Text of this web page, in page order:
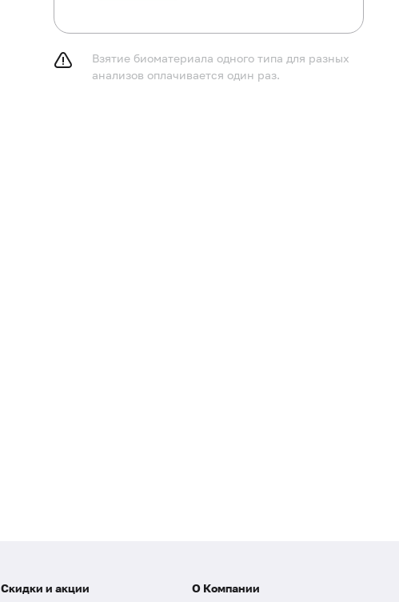
Взятие биоматериала одного типа для разных
анализов оплачивается один раз.
Скидки и акции О Компании